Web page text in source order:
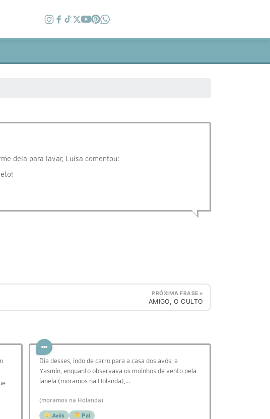
dela para lavar, Luísa comentou:
PRÓXIMA FRASE »
AMIGO, O CULTO
Dia desses, indo de carro para a casa dos avós, a
Yasmin, enquanto observava os moinhos de vento pela
janela (moramos na Holanda),…
(moramos na Holanda)
Avós Pai